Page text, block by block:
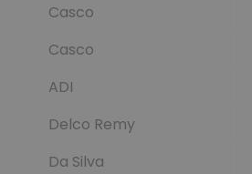
Casco
Casco
ADI
Delco Remy
Da Silva